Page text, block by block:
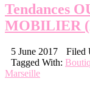
Tendances
MOBILIER
5 June 2017 Filed
Tagged With:
Marseille